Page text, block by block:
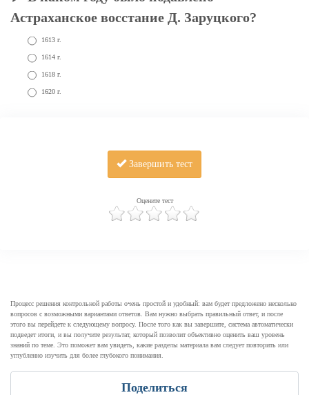
Астраханское восстание Д. Заруцкого?
1613 г.
1614 г.
1618 г.
1620 г.
Завершить тест
Оцените тест
Процесс решения контрольной работы очень простой и удобный: вам будет предложено несколько
вопросов с возможными вариантами ответов. Вам нужно выбрать правильный ответ, и после
этого вы перейдете к следующему вопросу. После того как вы завершите, система автоматически
подведет итоги, и вы получите результат, который позволит объективно оценить ваш уровень
знаний по теме. Это поможет вам увидеть, какие разделы материала вам следует повторить или
углубленно изучить для более глубокого понимания.
Поделиться